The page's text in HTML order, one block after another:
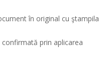
în original cu ştampila
prin aplicarea